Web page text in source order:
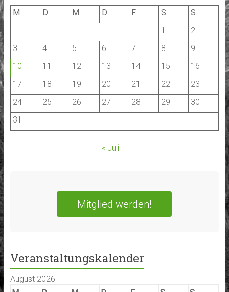
M
D M D F S
S
1
2
3
4 5 6 7 8
9
10
11 12 13 14 15
16
17
18 19 20 21 22
23
24
25 26 27 28 29
30
31
« Juli
Mitglied werden!
Veranstaltungskalender
August 2026